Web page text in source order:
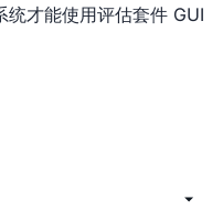
才能使用评估套件 GUI